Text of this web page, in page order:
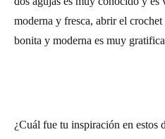
moderna y fresca, abrir el
bonita y moderna es muy
¿Cuál fue tu inspiración en estos